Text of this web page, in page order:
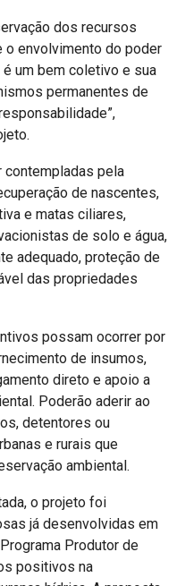
dos recursos
envolvimento do poder
é um bem coletivo e sua
permanentes de
contempladas pela
de nascentes,
e matas ciliares,
de solo e água,
adequado, proteção de
das propriedades
possam ocorrer por
de insumos,
direto e apoio a
Poderão aderir ao
detentores ou
e rurais que
ambiental.
o projeto foi
já desenvolvidas em
Produtor de
positivos na